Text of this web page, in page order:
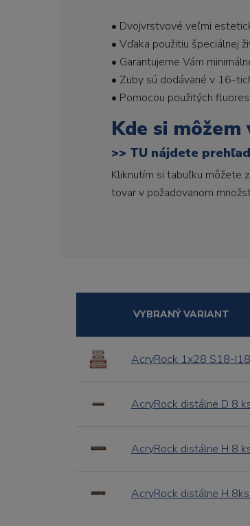
• Dvojvrstvové veľmi
• Vďaka použitiu špeciálnej
• Garantujeme Vám
• Zuby sú dodávané v 16-
• Pomocou použitých
Kde si môžem
>> TU nájdete
Kliknutím si tabuľku môžete
tovar v požadovanom
VYBRANÝ VARIANT
AcryRock 1x28 S18-
AcryRock distálne D 8
AcryRock distálne H 8
AcryRock distálne H